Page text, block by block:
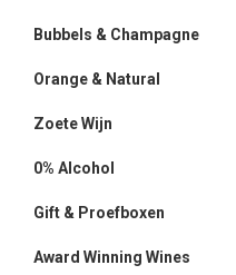
Bubbels & Champagne
Orange & Natural
Zoete Wijn
0% Alcohol
Gift & Proefboxen
Award Winning Wines